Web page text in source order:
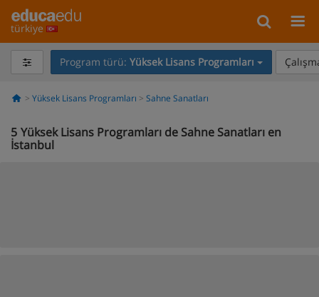
türkiye
Program türü: Yüksek Lisans Programları
Yüksek Lisans Programları Sahne Sanatları
5 Yüksek Lisans Programları de Sahne Sanatları en
İstanbul